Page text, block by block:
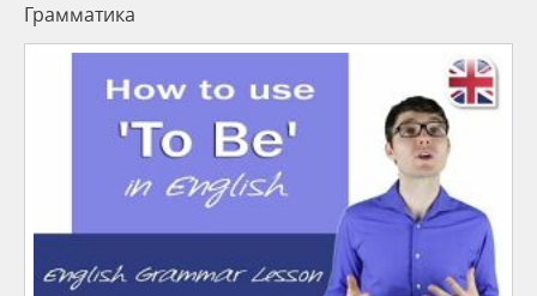
Грамматика